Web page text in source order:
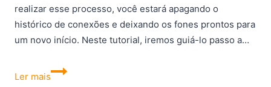
realizar esse processo, você estará apagando o
histórico de conexões e deixando os fones prontos para
um novo início. Neste tutorial, iremos guiá-lo passo a…
Ler mais
Como